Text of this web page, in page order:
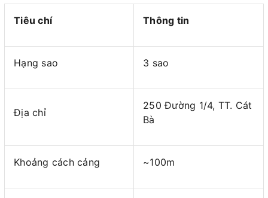
Tiêu chí Thông tin
Hạng sao 3 sao
Địa chỉ
250 Đường 1/4, TT. Cát
Bà
Khoảng cách cảng ~100m